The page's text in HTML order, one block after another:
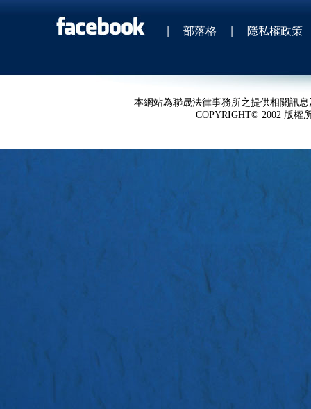
| 部落格 | 隱私權政策
本網站為聯晟法律事務所之提供相關訊
COPYRIGHT© 2002 版權